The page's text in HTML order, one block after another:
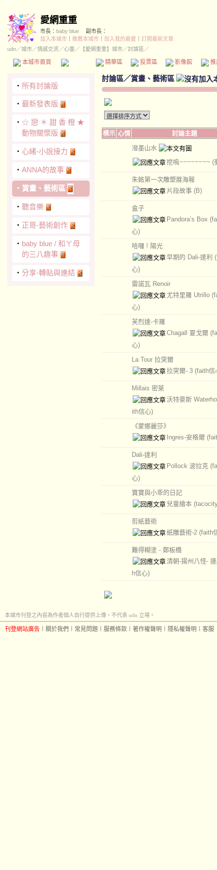
愛網重重
市長： baby blue
副市長：
加入本城市
推薦本城市 加入我的最愛
訂閱最新文章
udn／城市／情感交流／心靈 ／ 【愛網重重】城市／討論區／
本城市首頁 精華區 投票區 影像館
‧ 所有討論版
‧ 最新發表版
‧ ☆ 戀 ＊ 甜 香 橙 ★
動物關懷版
‧ 心緒-小說接力
‧ ANNA的故事
‧ 賞畫、藝術區
‧ 聽音樂
‧ 正哥-藝術創作
‧ baby blue / 和ㄚ母
的三八趣事
‧ 分享-轉貼與連結
討論區／賞畫、藝術區
標示 心情
討論主題
潑墨山水
挖嗚~~~~~~~~ (
朱銘第一次雕塑展海報
片段故事 (B)
盒子
Pandora’s Box
心)
哈囉 ! 陽光
早期的 Dali-達利
心)
雷諾瓦 Renoir
尤特里羅 Utrillo
心)
芙烈達-卡羅
Chagall 夏戈爾
心)
La Tour 拉突爾
拉突爾- 3 (faith信
Millais 密萊
沃特豪斯
ith信心)
《蒙娜麗莎》
Ingres-安格爾
Dali-達利
Pollock 波拉克
心)
寶寶與小乖的日記
兒童繪本
剪紙藝術
紙雕藝術-2 (faith
難得糊塗 - 鄭板橋
清朝-揚州八怪-
h信心)
本城市刊登之內容為作者個人自行提供上傳，不代表 udn 立場。
刊登網站廣告 關於我們 常見問題 服務條款 著作權聲明 隱私權聲明 客服